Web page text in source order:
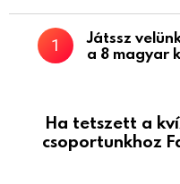
Játssz
a 8 magyar
Ha tetszett a
csoportunkhoz